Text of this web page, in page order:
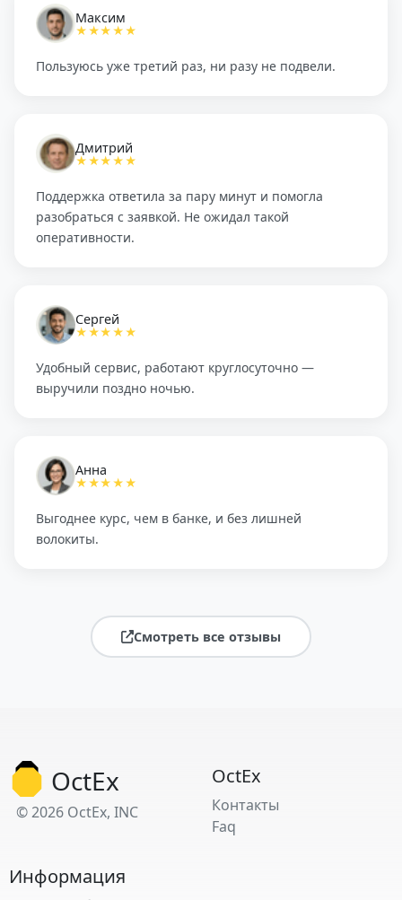
Максим
★★★★★
Пользуюсь уже третий раз, ни разу не подвели.
Дмитрий
★★★★★
Поддержка ответила за пару минут и помогла
разобраться с заявкой. Не ожидал такой
оперативности.
Сергей
★★★★★
Удобный сервис, работают круглосуточно —
выручили поздно ночью.
Анна
★★★★★
Выгоднее курс, чем в банке, и без лишней
волокиты.
Смотреть все отзывы
OctEx
© 2026 OctEx, INC
OctEx
Контакты
Faq
Информация